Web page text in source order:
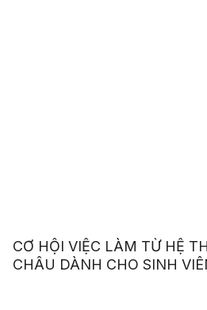
CƠ HỘI VIỆC LÀM TỪ HỆ
CHÂU DÀNH CHO SINH